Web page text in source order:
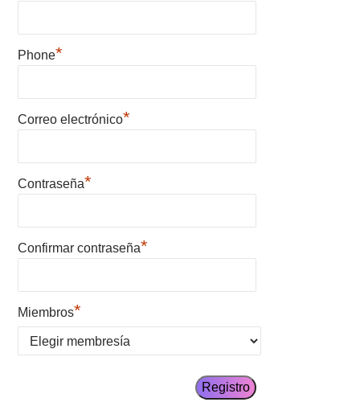
Phone*
Correo electrónico*
Contraseña*
Confirmar contraseña*
Miembros*